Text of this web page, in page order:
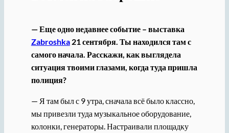
— Еще одно недавнее событие – выставка
Zabroshka21 сентября. Ты находился там с
самого начала. Расскажи, как выглядела
ситуация твоими глазами, когда туда пришла
полиция?
— Я там был с 9 утра, сначала всё было классно,
мы привезли туда музыкальное оборудование,
колонки, генераторы. Настраивали площадку